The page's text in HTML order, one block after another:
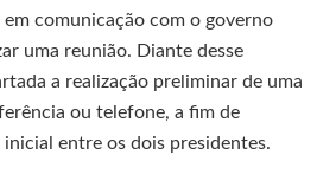
em comunicação com o governo
uma reunião. Diante desse
a realização preliminar de uma
ou telefone, a fim de
entre os dois presidentes.